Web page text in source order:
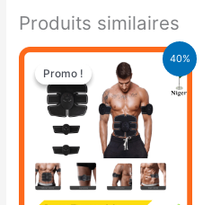
Produits similaires
40%
Promo !
Promo !
Le
prix
initial
était :
25.000 CFA.
Le
prix
est :
15.000 CFA.